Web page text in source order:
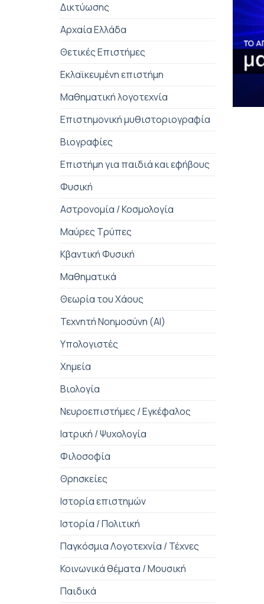
Δικτύωσης
Αρχαία Ελλάδα
Θετικές Επιστήμες
Εκλαϊκευμένη επιστήμη
Μαθηματική λογοτεχνία
Επιστημονική μυθιστοριογραφία
Βιογραφίες
Επιστήμη για παιδιά και εφήβους
Φυσική
Αστρονομία / Κοσμολογία
Μαύρες Τρύπες
Κβαντική Φυσική
Μαθηματικά
Θεωρία του Χάους
Τεχνητή Νοημοσύνη (AI)
Υπολογιστές
Χημεία
Βιολογία
Νευροεπιστήμες / Εγκέφαλος
Ιατρική / Ψυχολογία
Φιλοσοφία
Θρησκείες
Ιστορία επιστημών
Ιστορία / Πολιτική
Παγκόσμια Λογοτεχνία / Τέχνες
Κοινωνικά θέματα / Μουσική
Παιδικά